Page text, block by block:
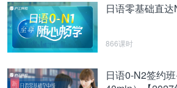
日语零基础直达
866课时
日语0-N2签约